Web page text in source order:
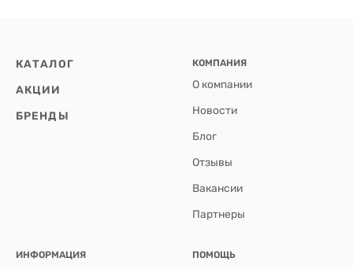
КАТАЛОГ
АКЦИИ
БРЕНДЫ
КОМПАНИЯ
О компании
Новости
Блог
Отзывы
Вакансии
Партнеры
ИНФОРМАЦИЯ ПОМОЩЬ